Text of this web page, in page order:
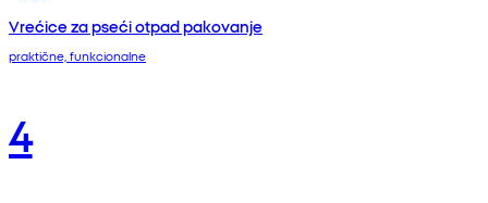
Vrećice za pseći otpad pakovanje
praktične, funkcionalne
4